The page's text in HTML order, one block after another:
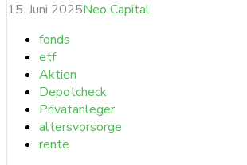
15. Juni 2025Neo Capital
fonds
etf
Aktien
Depotcheck
Privatanleger
altersvorsorge
rente